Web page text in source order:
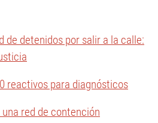
de detenidos por salir a la calle:
reactivos para diagnósticos
red de contención